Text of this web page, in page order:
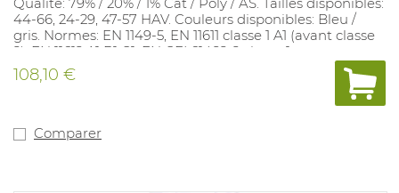
44-66, 24-29, 47-57 HAV. Couleurs disponibles: Bleu /
gris. Normes: EN 1149-5, EN 11611 classe 1 A1 (avant classe
2), EN 11612 A1 B1 C1, EN CEI 61482-2 classe 1.
108,10 €
Comparer